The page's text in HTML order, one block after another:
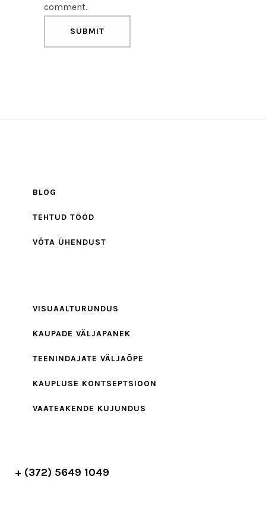
comment.
BLOG
TEHTUD TÖÖD
VÕTA ÜHENDUST
VISUAALTURUNDUS
KAUPADE VÄLJAPANEK
TEENINDAJATE VÄLJAÕPE
KAUPLUSE KONTSEPTSIOON
VAATEAKENDE KUJUNDUS
+ (372) 5649 1049